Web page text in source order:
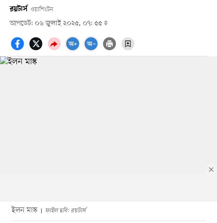
রয়টার্স ওয়াশিংটন
আপডেট: ০৬ জুলাই ২০২৫, ০৭: ৫৫
ইলন মাস্ক ফাইল ছবি: রয়টার্স